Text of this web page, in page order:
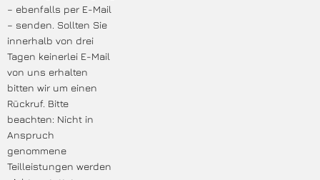
– ebenfalls per E-Mail
– senden. Sollten Sie
innerhalb von drei
Tagen keinerlei E-Mail
von uns erhalten
bitten wir um einen
Rückruf. Bitte
beachten: Nicht in
Anspruch
genommene
Teilleistungen werden